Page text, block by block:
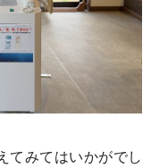
てみてはいかがでし